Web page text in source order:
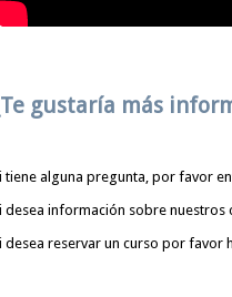
gustaría más
tiene alguna pregunta, por favor
desea información sobre nuestros
desea reservar un curso por favor